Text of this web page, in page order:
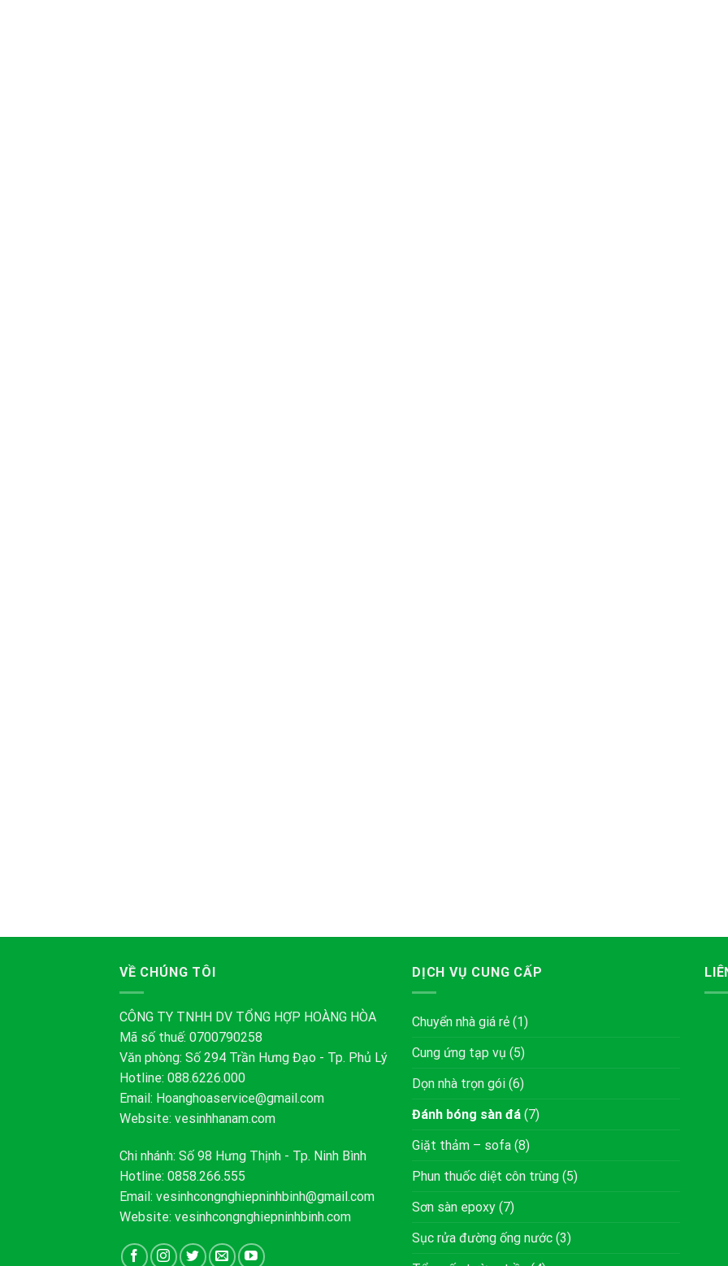
VỀ CHÚNG TÔI
CÔNG TY TNHH DV TỔNG HỢP HOÀNG HÒA
Mã số thuế: 0700790258
Văn phòng: Số 294 Trần Hưng Đạo - Tp. Phủ Lý
Hotline: 088.6226.000
Email: Hoanghoaservice@gmail.com
Website: vesinhhanam.com
Chi nhánh: Số 98 Hưng Thịnh - Tp. Ninh Bình
Hotline: 0858.266.555
Email: vesinhcongnghiepninhbinh@gmail.com
Website: vesinhcongnghiepninhbinh.com
DỊCH VỤ CUNG CẤP
Chuyển nhà giá rẻ (1)
Cung ứng tạp vụ (5)
Dọn nhà trọn gói (6)
Đánh bóng sàn đá (7)
Giặt thảm – sofa (8)
Phun thuốc diệt côn trùng (5)
Sơn sàn epoxy (7)
Sục rửa đường ống nước (3)